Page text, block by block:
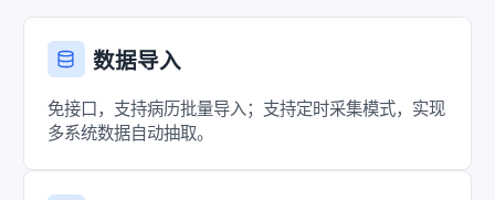
数据导入
免接口，支持病历批量导入；支持定时采集模式，实现
多系统数据自动抽取。